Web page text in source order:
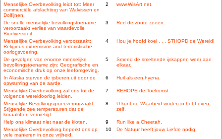
Menselijke Overbevolking leidt tot: Meer
commerciële afslachting van Walvissen en
Dolfijnen.
2 www.WisArt.net.
De snelle menselijke bevolkingstoename
veroorzaakt verlies van waardevolle
Biodiversiteit.
3 Red de zoute zeeen.
Menselijke Overbevolking veroorzaakt:
Religieus extremisme and terroristische
oorlogsvoering.
4 Hou je hoofd koel . . . STHOPD de Wereld!
De gevolgen van enorme menselijke
bevolkingstoename zijn: Geografische en
economische druk op onze leefomgeving.
5
Smeed de smeltende ijskappen weer aan
elkaar.
In Alaska sterven de ijsberen uit door de
opwarming van de aarde.
6 Huil als een hyena.
Menselijke Overbevolking zal ons tot de
volgende wereldoorlog leiden.
7 REHOPE de Toekomst.
Menselijke Bevolkingsgroei veroorzaakt:
Stijgende zee temperaturen dat de
koraalriffen vernietigt.
8
U kunt de Waarheid vinden in het Leven
zelf.
Help ons klimaat niet naar de kloten. 9
Run like a Cheetah.
Menselijke Overbevolking beperkt ons op
vele manieren in onze vrijheid.
10 De Natuur heeft jouw Liefde nodig.